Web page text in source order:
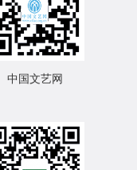
中国文艺网